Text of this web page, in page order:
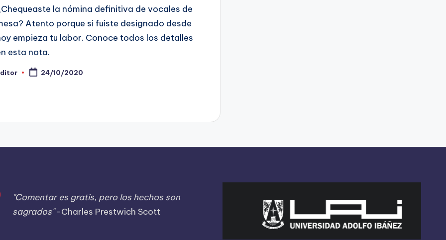
la nómina definitiva de vocales de
Atento porque si fuiste designado desde
empieza tu labor. Conoce todos los detalles
esta nota.
24/10/2020
"Comentar es gratis, pero los hechos son
sagrados"-Charles Prestwich Scott